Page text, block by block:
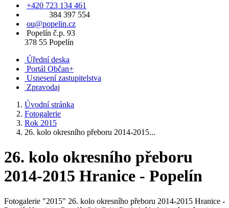
+420 723 134 461
384 397 554
ou@popelin.cz
Popelín č.p. 93
378 55 Popelín
Úřední deska
Portál Občan+
Usnesení zastupitelstva
Zpravodaj
Úvodní stránka
Fotogalerie
Rok 2015
26. kolo okresního přeboru 2014-2015...
26. kolo okresního přeboru
2014-2015 Hranice - Popelín
Fotogalerie "2015" 26. kolo okresního přeboru 2014-2015 Hranice -